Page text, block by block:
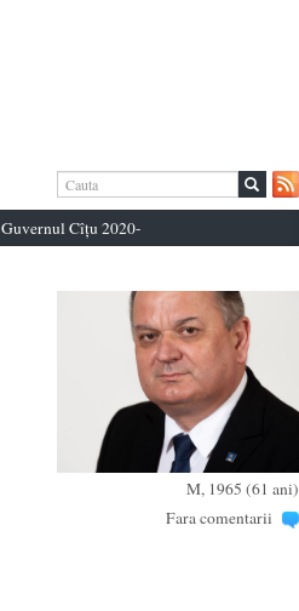
Guvernul Cîțu 2020-
M, 1965 (61 ani)
Fara comentarii